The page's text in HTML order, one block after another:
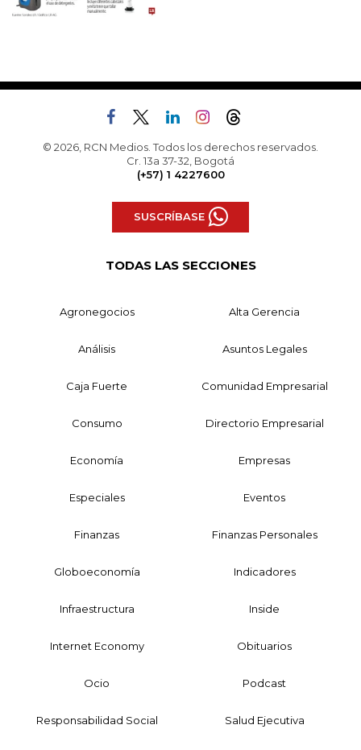
© 2026, RCN Medios. Todos los derechos reservados.
Cr. 13a 37-32, Bogotá
(+57) 1 4227600
SUSCRÍBASE
TODAS LAS SECCIONES
Agronegocios Alta Gerencia
Análisis Asuntos Legales
Caja Fuerte Comunidad Empresarial
Consumo Directorio Empresarial
Economía Empresas
Especiales Eventos
Finanzas Finanzas Personales
Globoeconomía Indicadores
Infraestructura Inside
Internet Economy Obituarios
Ocio Podcast
Responsabilidad Social Salud Ejecutiva